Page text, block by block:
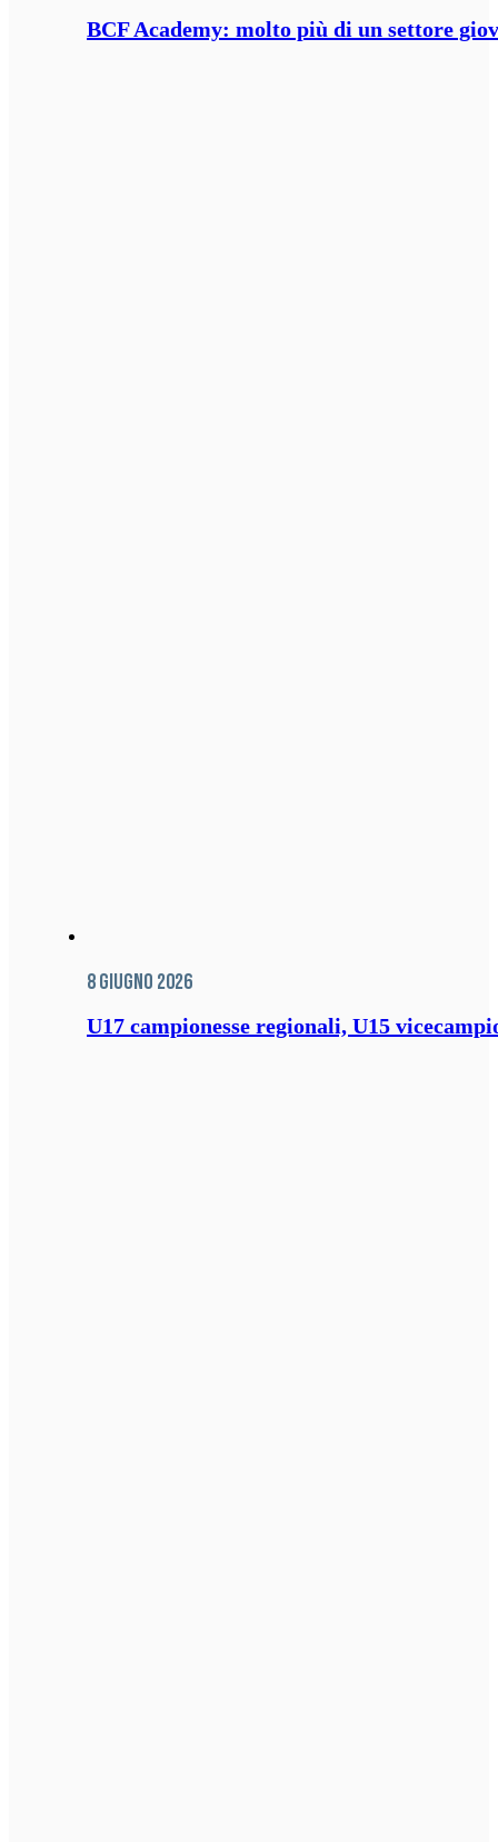
BCF Academy: molto più di un settore
8 Giugno 2026
U17 campionesse regionali, U15